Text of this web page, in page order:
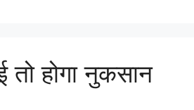
तो होगा नुकसान